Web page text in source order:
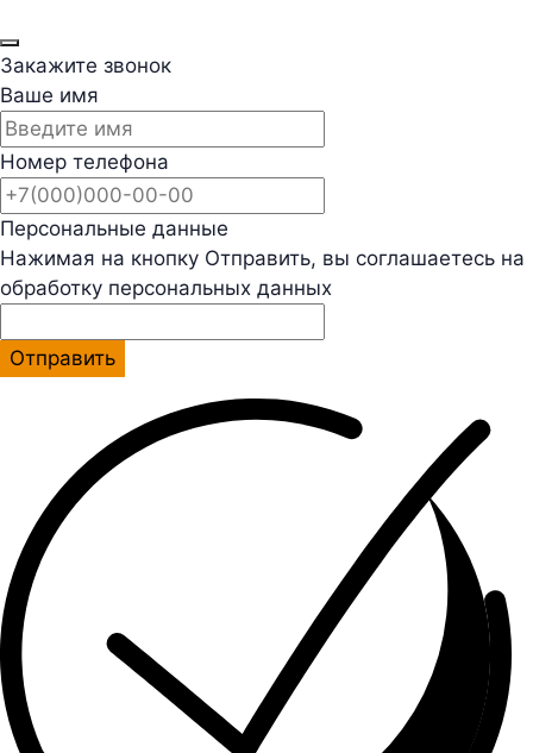
Закажите звонок
Ваше имя
Номер телефона
Персональные данные
Нажимая на кнопку Отправить, вы соглашаетесь на
обработку персональных данных
Отправить